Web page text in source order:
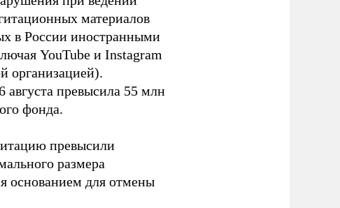
материалов
в России иностранными
YouTube и Instagram
организацией).
августа превысила 55 млн
фонда.
превысили
размера
основанием для отмены